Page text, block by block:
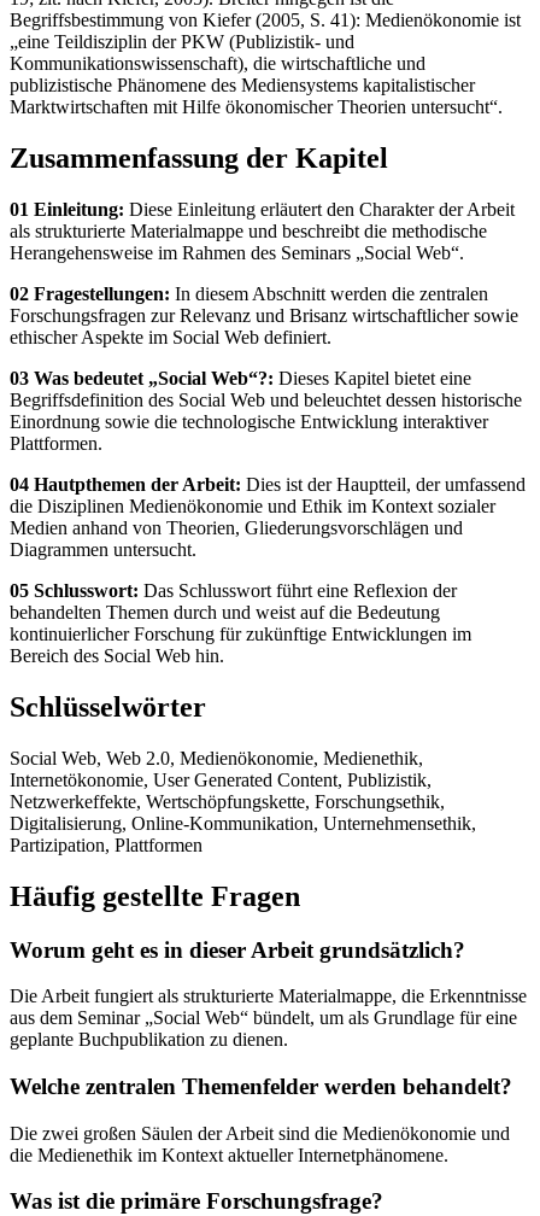
Begriffsbestimmung von Kiefer (2005, S. 41): Medienökonomie ist
„eine Teildisziplin der PKW (Publizistik- und
Kommunikationswissenschaft), die wirtschaftliche und
publizistische Phänomene des Mediensystems kapitalistischer
Marktwirtschaften mit Hilfe ökonomischer Theorien untersucht“.
Zusammenfassung der Kapitel
01 Einleitung: Diese Einleitung erläutert den Charakter der Arbeit
als strukturierte Materialmappe und beschreibt die methodische
Herangehensweise im Rahmen des Seminars „Social Web“.
02 Fragestellungen: In diesem Abschnitt werden die zentralen
Forschungsfragen zur Relevanz und Brisanz wirtschaftlicher sowie
ethischer Aspekte im Social Web definiert.
03 Was bedeutet „Social Web“?: Dieses Kapitel bietet eine
Begriffsdefinition des Social Web und beleuchtet dessen historische
Einordnung sowie die technologische Entwicklung interaktiver
Plattformen.
04 Hautpthemen der Arbeit: Dies ist der Hauptteil, der umfassend
die Disziplinen Medienökonomie und Ethik im Kontext sozialer
Medien anhand von Theorien, Gliederungsvorschlägen und
Diagrammen untersucht.
05 Schlusswort: Das Schlusswort führt eine Reflexion der
behandelten Themen durch und weist auf die Bedeutung
kontinuierlicher Forschung für zukünftige Entwicklungen im
Bereich des Social Web hin.
Schlüsselwörter
Social Web, Web 2.0, Medienökonomie, Medienethik,
Internetökonomie, User Generated Content, Publizistik,
Netzwerkeffekte, Wertschöpfungskette, Forschungsethik,
Digitalisierung, Online-Kommunikation, Unternehmensethik,
Partizipation, Plattformen
Häufig gestellte Fragen
Worum geht es in dieser Arbeit grundsätzlich?
Die Arbeit fungiert als strukturierte Materialmappe, die Erkenntnisse
aus dem Seminar „Social Web“ bündelt, um als Grundlage für eine
geplante Buchpublikation zu dienen.
Welche zentralen Themenfelder werden behandelt?
Die zwei großen Säulen der Arbeit sind die Medienökonomie und
die Medienethik im Kontext aktueller Internetphänomene.
Was ist die primäre Forschungsfrage?